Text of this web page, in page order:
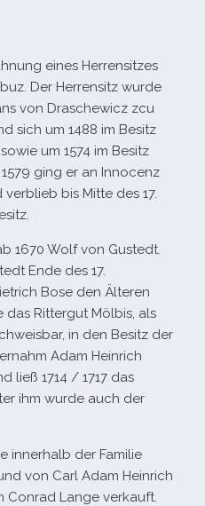
eines Herrensitzes
Der Herrensitz wurde
von Draschewicz zcu
sich um 1488 im Besitz
um 1574 im Besitz
ging er an Innocenz
bis Mitte des 17.
1670 Wolf von Gustedt.
Ende des 17.
Bose den Älteren
Rittergut Mölbis, als
in den Besitz der
Adam Heinrich
ließ 1714 /​ 1717 das
ihm wurde auch der
inner­halb der Familie
von Carl Adam Heinrich
Conrad Lange ver­kauft.